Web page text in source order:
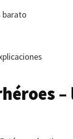
barato